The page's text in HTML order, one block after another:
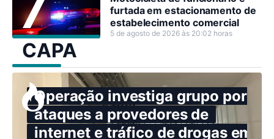
furtada em estacionamento de
estabelecimento comercial
5 de agosto de 2026 às 20:02 horas
CAPA
Operação investiga grupo por
ataques a provedores de
internet e tráfico de drogas em